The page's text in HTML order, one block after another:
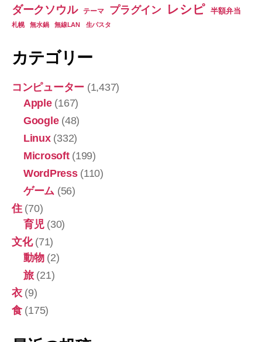
ダークソウル テーマ プラグイン レシピ 半額弁当
札幌 無水鍋 無線LAN 生パスタ
カテゴリー
コンピューター (1,437)
Apple(167)
Google(48)
Linux(332)
Microsoft(199)
WordPress(110)
ゲーム (56)
住(70)
育児(30)
文化(71)
動物(2)
旅(21)
衣(9)
食(175)